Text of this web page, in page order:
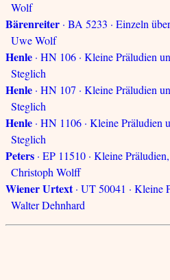
Wolf
Bärenreiter · BA 5233 · Einzeln
Uwe Wolf
Henle · HN 106 · Kleine Präludien
Steglich
Henle · HN 107 · Kleine Präludien
Steglich
Henle · HN 1106 · Kleine Präludien
Steglich
Peters · EP 11510 · Kleine
Christoph Wolff
Wiener Urtext· UT 50041 · Kleine
Walter Dehnhard